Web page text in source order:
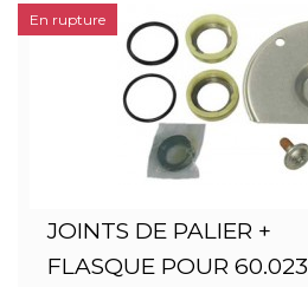
JOINTS DE PALIER +
FLASQUE POUR 60.023
En rupture